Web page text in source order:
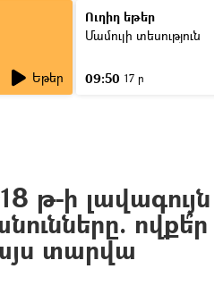
Եթեր
Ուղիղ եթեր
Մամուլի տեսություն
09:50 17 ր
թ-ի լավագույն
ովքե՞ր
տարվա